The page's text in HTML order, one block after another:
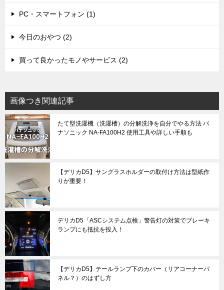
PC・スマートフォン (1)
今日のおやつ (2)
買って良かったモノやサービス (2)
画像つき関連記事
たて型洗濯機（洗濯槽）の分解洗浄を自分でやる方法 パ
ナソニック NA-FA100H2 使用工具や詳しい手順も
【デリカD5】サングラスホルダーの取付け方法は型紙作
りが重要！
デリカD5「ASCシステム点検」警告灯の対策でブレーキ
ランプにも抵抗を投入！
【デリカD5】テールランプ下のカバー（リアコーナーパ
ネル？）のはずし方